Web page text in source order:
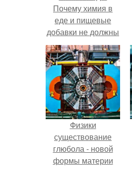
Почему химия в
еде и пищевые
добавки не должны
пугать людей.
Физики
существование
глюбола - новой
формы материи